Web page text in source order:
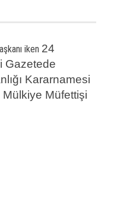
iken 24
Gazetede
Kararnamesi
Mülkiye Müfettişi